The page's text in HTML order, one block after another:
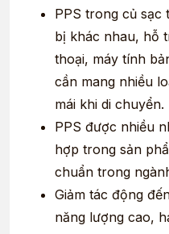
PPS trong củ sạc
bị khác nhau, hỗ
thoại, máy tính
cần mang nhiều
mái khi di chuyển.
PPS được nhiều
hợp trong sản
chuẩn trong
Giảm tác động
năng lượng cao,